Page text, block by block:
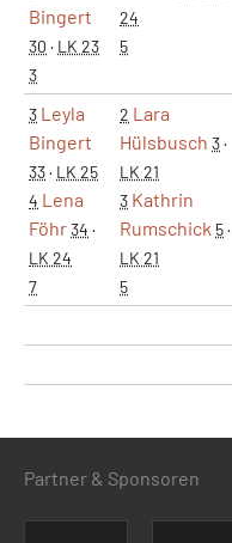
Bingert
30 · LK 23
3
24
5
3 Leyla
Bingert
33· LK 25
4 Lena
Föhr34 ·
LK 24
7
2 Lara
Hülsbusch 3·
LK 21
3 Kathrin
Rumschick 5·
LK 21
5
Partner & Sponsoren